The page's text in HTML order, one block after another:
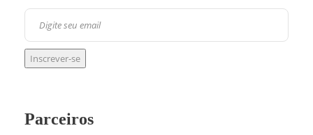
Parceiros